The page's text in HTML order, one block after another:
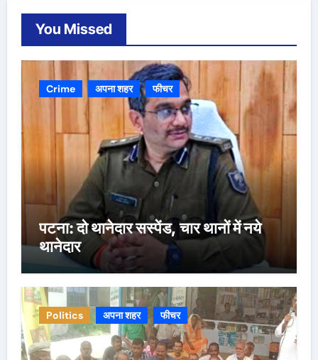
You Missed
Crime अपना शहर फीचर
पटना: दो थानेदार सस्पेंड, चार थानों में नये
थानेदार
Politics अपना शहर फीचर